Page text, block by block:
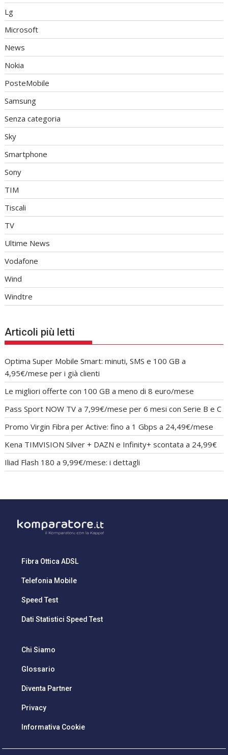
Lg
Microsoft
News
Nokia
PosteMobile
Samsung
Senza categoria
Sky
Smartphone
Sony
TIM
Tiscali
TV
Ultime News
Vodafone
Wind
Windtre
Articoli più letti
Optima Super Mobile Smart: minuti, SMS e 100 GB a
4,95€/mese per i già clienti
Le migliori offerte con 100 GB a meno di 8 euro/mese
Pass Sport NOW TV a 7,99€/mese per 6 mesi con Serie B e C
Promo Virgin Fibra per Active: fino a 1 Gbps a 24,49€/mese
Kena TIMVISION Silver + DAZN e Infinity+ scontata a 24,99€
Iliad Flash 180 a 9,99€/mese: i dettagli
Fibra Ottica ADSL
Telefonia Mobile
Speed Test
Dati Statistici Speed Test
Chi Siamo
Glossario
Diventa Partner
Privacy
Informativa Cookie